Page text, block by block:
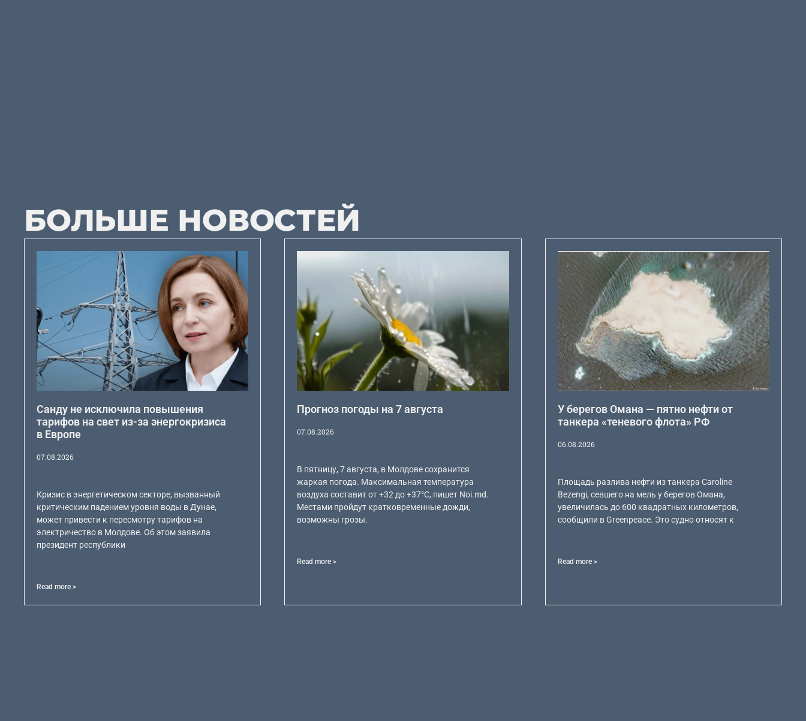
БОЛЬШЕ НОВОСТЕЙ
Санду не исключила повышения
тарифов на свет из-за энергокризиса
в Европе
07.08.2026
Кризис в энергетическом секторе, вызванный
критическим падением уровня воды в Дунае,
может привести к пересмотру тарифов на
электричество в Молдове. Об этом заявила
президент республики
Read more >
Прогноз погоды на 7 августа
07.08.2026
В пятницу, 7 августа, в Молдове сохранится
жаркая погода. Максимальная температура
воздуха составит от +32 до +37°C, пишет Noi.md.
Местами пройдут кратковременные дожди,
возможны грозы.
Read more >
У берегов Омана — пятно нефти от
танкера «теневого флота» РФ
06.08.2026
Площадь разлива нефти из танкера Caroline
Bezengi, севшего на мель у берегов Омана,
увеличилась до 600 квадратных километров,
сообщили в Greenpeace. Это судно относят к
Read more >